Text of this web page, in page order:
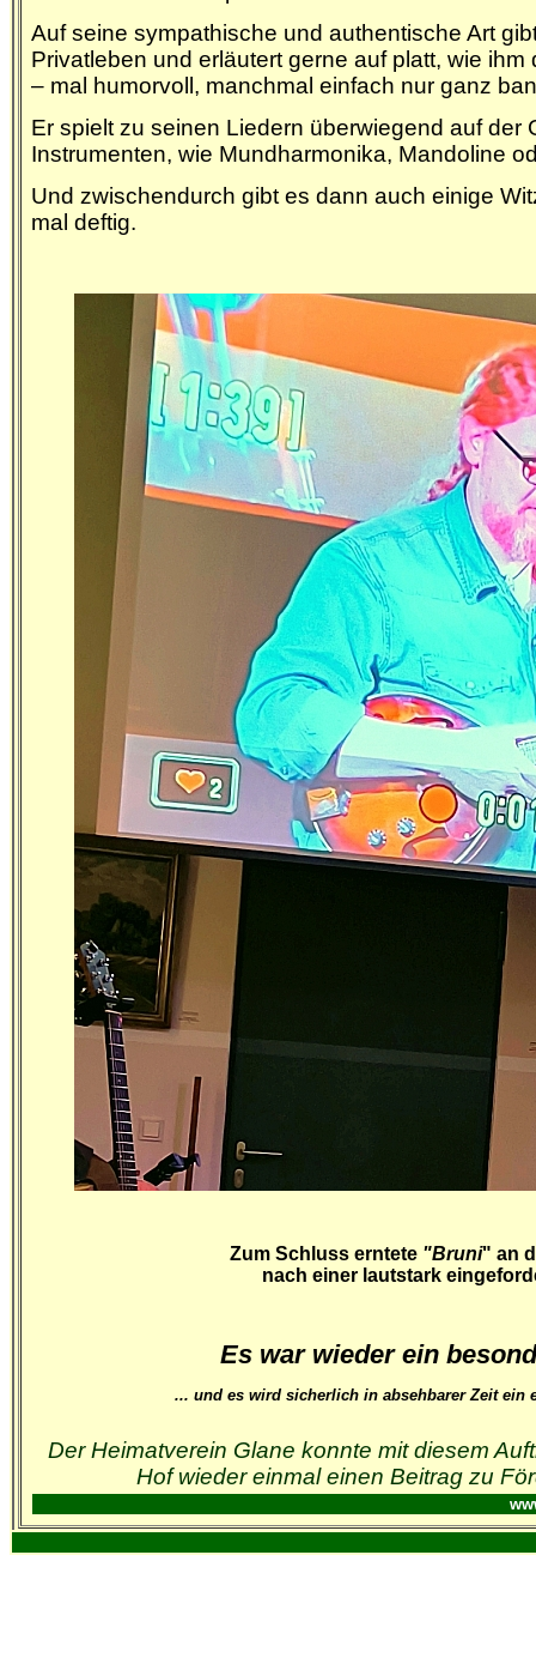
Auf seine sympathische und authentische Art
Privatleben und erläutert gerne auf platt, wie
– mal humorvoll, manchmal einfach nur ganz
Er spielt zu seinen Liedern überwiegend auf
Instrumenten, wie Mundharmonika, Mandoline
Und zwischendurch gibt es dann auch einige
mal deftig.
Zum Schluss erntete "Bruni" an
nach einer lautstark
Es war wieder ein
... und es wird sicherlich in absehbarer Zeit ein
Der Heimatverein Glane konnte mit diesem
Hof wieder einmal einen Beitrag zu